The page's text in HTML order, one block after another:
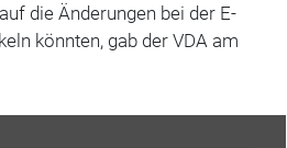
die Änderungen bei der E-
könnten, gab der VDA am